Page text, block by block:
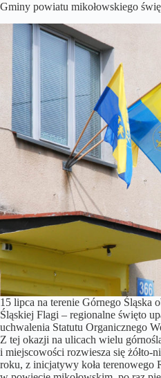
Gminy powiatu mikołowskiego
15 lipca na terenie Górnego Śląska
Śląskiej Flagi – regionalne święto
uchwalenia Statutu Organicznego
Z tej okazji na ulicach wielu
i miejscowości rozwiesza się żółto-
roku, z inicjatywy koła terenowego